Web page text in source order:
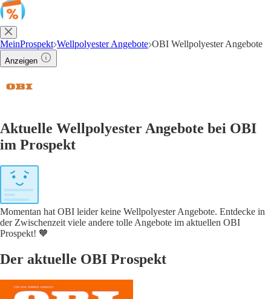
MeinProspekt Wellpolyester Angebote OBI Wellpolyester Angebote
Anzeigen
Aktuelle Wellpolyester Angebote bei OBI
im Prospekt
Momentan hat OBI leider keine Wellpolyester Angebote. Entdecke in
der Zwischenzeit viele andere tolle Angebote im aktuellen OBI
Prospekt! 🧡
Der aktuelle OBI Prospekt